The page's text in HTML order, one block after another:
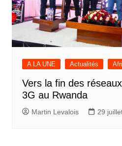
A LA UNE Actualités
Vers la fin des
3G au Rwanda
Martin Levalois 29